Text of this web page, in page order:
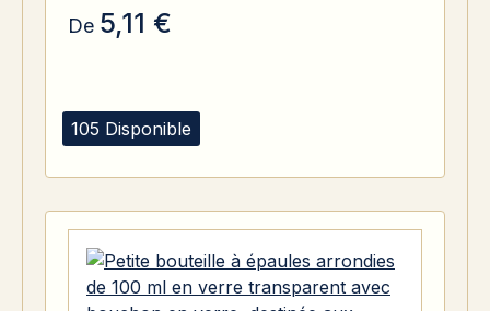
105 Disponible
De 5,11 €